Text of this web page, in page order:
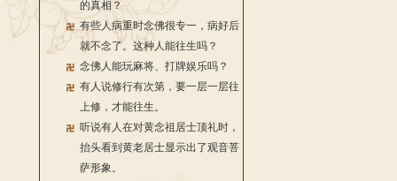
的真相？
有些人病重时念佛很专一，病好后
就不念了。这种人能往生吗？
念佛人能玩麻将、打牌娱乐吗？
有人说修行有次第，要一层一层往
上修，才能往生。
听说有人在对黄念祖居士顶礼时，
抬头看到黄老居士显示出了观音菩
萨形象。